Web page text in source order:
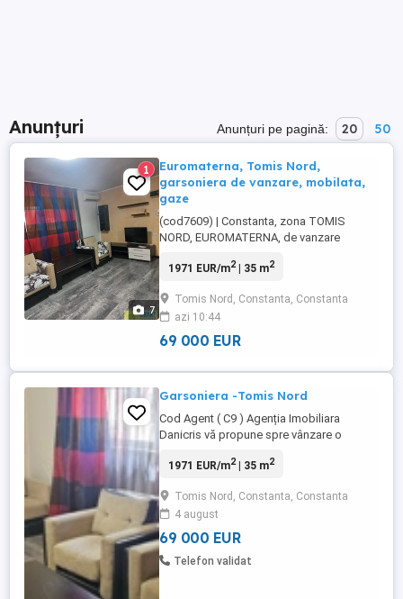
Anunțuri Anunțuri pe pagină: 20 50
7
1
Euromaterna, Tomis Nord,
garsoniera de vanzare, mobilata,
gaze
(cod7609) | Constanta, zona TOMIS
NORD, EUROMATERNA, de vanzare
35mp, situata la DEMISOL inalt, compusa
baie cu geam, ferestre mari. Garsoniera se
vinde mobilata, utilata, aer conditionat,
CENTRALA pe GAZ, clasa energetica ...
1971 EUR/m2| 35 m2
Tomis Nord, Constanta, Constanta
azi 10:44
69 000 EUR
Garsoniera -Tomis Nord
Cod Agent ( C9 ) Agenția Imobiliara
Danicris vă propune spre vânzare o
zonă excelentă din Tomis Nord, în spatele
construit în anul 2014. Proprietatea se
recomandă atât pentru locuire, cât și
pentru investiție, datorită cererii ...
1971 EUR/m2| 35 m2
Tomis Nord, Constanta, Constanta
4 august
69 000 EUR
Telefon validat